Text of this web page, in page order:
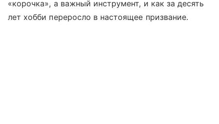
«корочка», а важный инструмент, и как за десять
лет хобби переросло в настоящее призвание.